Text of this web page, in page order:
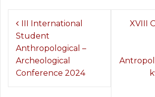
Z
o
b
a
III International
Student
Anthropological –
Archeological
Conference 2024
XVIII